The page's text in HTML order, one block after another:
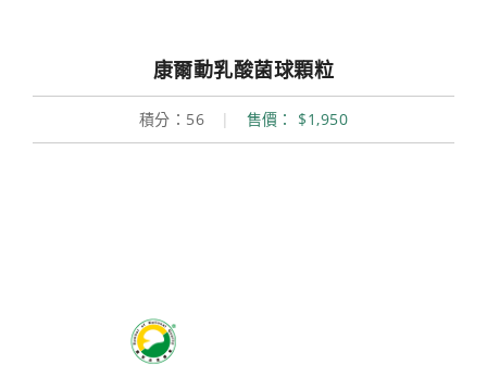
康爾動乳酸菌球顆粒
積分：56 | 售價： $1,950